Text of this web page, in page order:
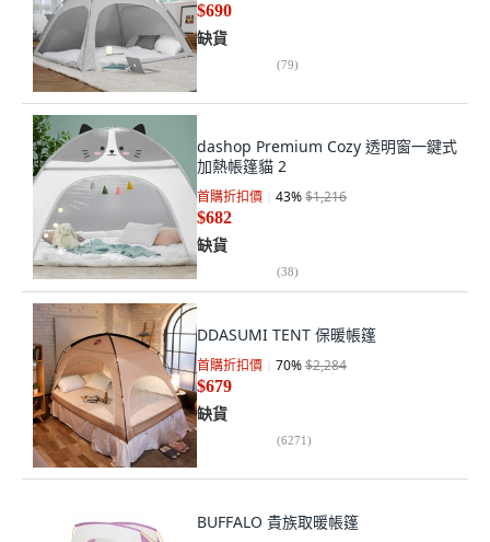
$690
缺貨
(79)
dashop Premium Cozy 透明窗一鍵式
加熱帳篷貓 2
首購折扣價 43%$1,216
$682
缺貨
(38)
DDASUMI TENT 保暖帳篷
首購折扣價 70%$2,284
$679
缺貨
(6271)
BUFFALO 貴族取暖帳篷